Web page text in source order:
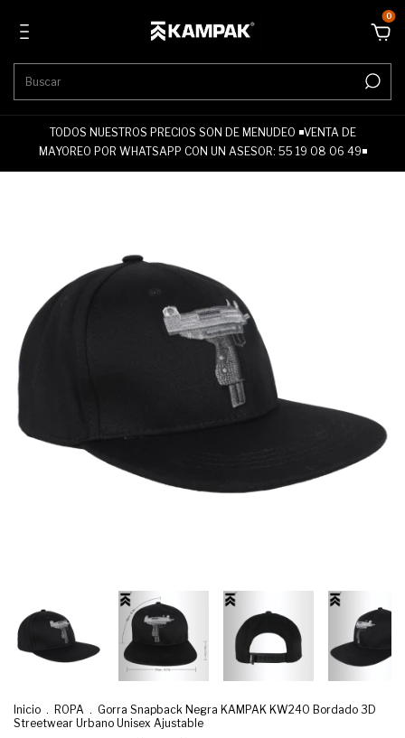
0
TODOS NUESTROS PRECIOS SON DE MENUDEO ◾VENTA DE
MAYOREO POR WHATSAPP CON UN ASESOR: 55 19 08 06 49◾
Inicio . ROPA . Gorra Snapback Negra KAMPAK KW240 Bordado 3D
Streetwear Urbano Unisex Ajustable